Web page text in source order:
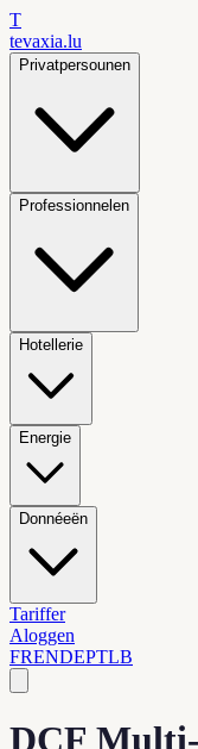
T
tevaxia.lu
Privatpersounen
Professionnelen
Hotellerie
Energie
Donnéeën
Tariffer
Aloggen
FRENDEPTLB
DCF